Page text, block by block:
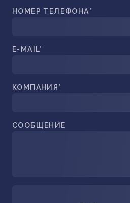
НОМЕР ТЕЛЕФОНА*
E-MAIL*
КОМПАНИЯ*
СООБЩЕНИЕ